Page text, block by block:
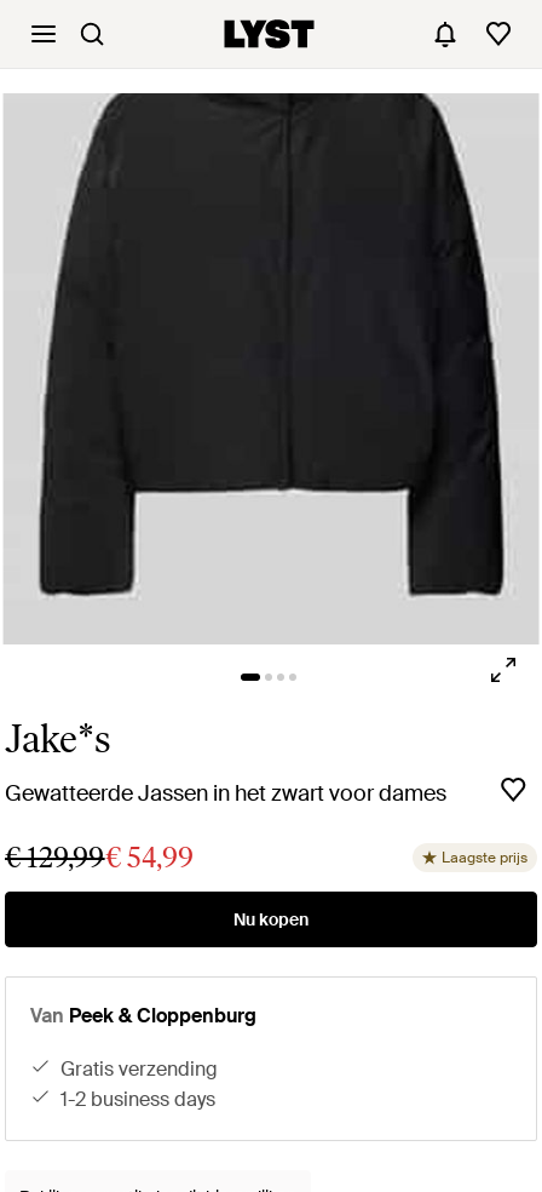
Jake*s
Gewatteerde Jassen in het zwart voor dames
€ 129,99€ 54,99 Laagste prijs
Nu kopen
Van Peek & Cloppenburg
gratis verzending
1-2 business days